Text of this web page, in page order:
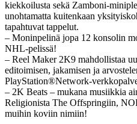
kiekkoilusta sekä Zamboni-
unohtamatta kuitenkaan
tapahtuvat tappelut.
– Moninpelinä jopa 12 konsolin
NHL-pelissä!
– Reel Maker 2K9 mahdollistaa
editoimisen, jakamisen ja
PlayStation®Network-
– 2K Beats – mukana musiikkia
Religionista The Offspringiin,
muihin koviin nimiin!